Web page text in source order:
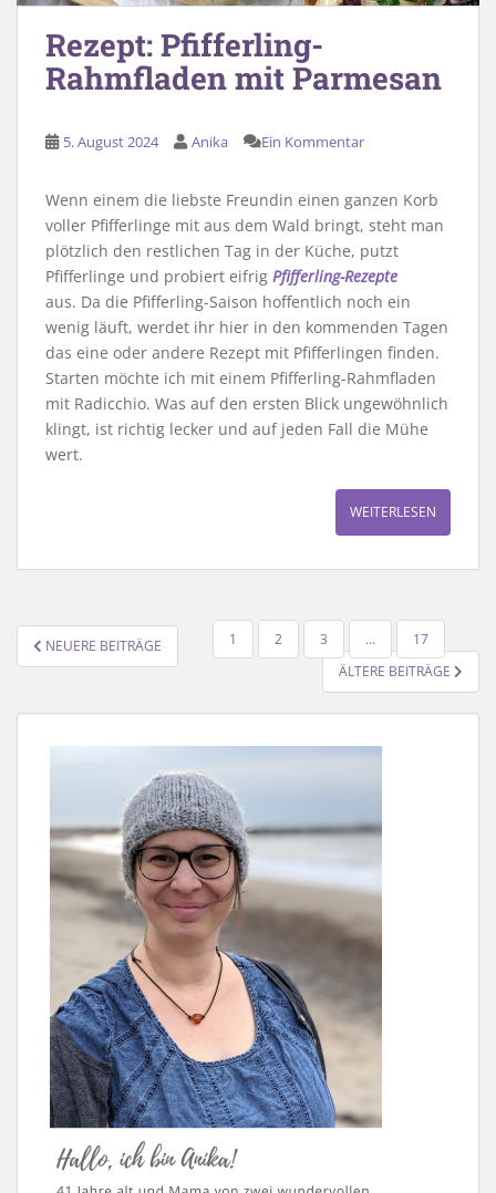
Rezept: Pfifferling-
Rahmfladen mit Parmesan
5. August 2024 Anika Ein Kommentar
Wenn einem die liebste Freundin einen ganzen Korb
voller Pfifferlinge mit aus dem Wald bringt, steht man
plötzlich den restlichen Tag in der Küche, putzt
Pfifferlinge und probiert eifrig Pfifferling-Rezepte
aus. Da die Pfifferling-Saison hoffentlich noch ein
wenig läuft, werdet ihr hier in den kommenden Tagen
das eine oder andere Rezept mit Pfifferlingen finden.
Starten möchte ich mit einem Pfifferling-Rahmfladen
mit Radicchio. Was auf den ersten Blick ungewöhnlich
klingt, ist richtig lecker und auf jeden Fall die Mühe
wert.
WEITERLESEN
SEITENNUMMERIERUNG
DER
NEUERE BEITRÄGE 1 2 3 …
17
ÄLTERE BEITRÄGE